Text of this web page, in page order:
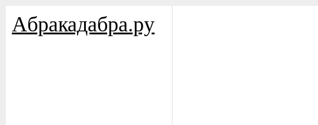
Aбракадабра.py